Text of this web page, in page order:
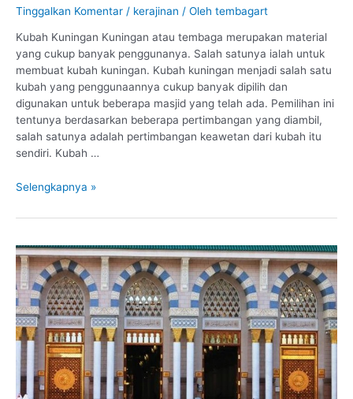
Tinggalkan Komentar / kerajinan / Oleh tembagart
Kubah Kuningan Kuningan atau tembaga merupakan material
yang cukup banyak penggunanya. Salah satunya ialah untuk
membuat kubah kuningan. Kubah kuningan menjadi salah satu
kubah yang penggunaannya cukup banyak dipilih dan
digunakan untuk beberapa masjid yang telah ada. Pemilihan ini
tentunya berdasarkan beberapa pertimbangan yang diambil,
salah satunya adalah pertimbangan keawetan dari kubah itu
sendiri. Kubah …
kuningan
Selengkapnya »
Pintu
Masjid
Nabawi
dan
Ukiran
Lainnya
(Tembaga
dan
Kuningan)